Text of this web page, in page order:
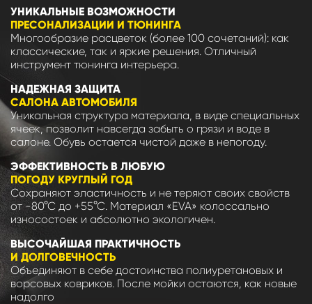
УНИКАЛЬНЫЕ ВОЗМОЖНОСТИ
ПРЕСОНАЛИЗАЦИИ И ТЮНИНГА
Многообразие расцветок (более 100 сочетаний): как
классические, так и яркие решения. Отличный
инструмент тюнинга интерьера.
НАДЕЖНАЯ ЗАЩИТА
САЛОНА АВТОМОБИЛЯ
Уникальная структура материала, в виде специальных
ячеек, позволит навсегда забыть о грязи и воде в
салоне. Обувь остается чистой даже в непогоду.
ЭФФЕКТИВНОСТЬ В ЛЮБУЮ
ПОГОДУ КРУГЛЫЙ ГОД
Сохраняют эластичность и не теряют своих свойств
от -80°С до +55°С. Материал «EVA» колоссально
износостоек и абсолютно экологичен.
ВЫСОЧАЙШАЯ ПРАКТИЧНОСТЬ
И ДОЛГОВЕЧНОСТЬ
Объединяют в себе достоинства полиуретановых и
ворсовых ковриков. После мойки остаются, как новые
надолго